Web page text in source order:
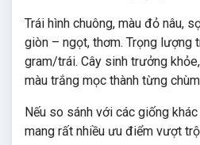
Trái hình chuông, màu đỏ nâu,
giòn – ngọt, thơm. Trọng lượng
gram/trái. Cây sinh trưởng
màu trắng mọc thành từng
Nếu so sánh với các giống
mang rất nhiều ưu điểm vượt